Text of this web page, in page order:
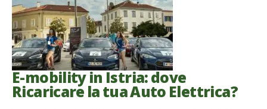
E-mobility in Istria: dove
Ricaricare la tua Auto Elettrica?